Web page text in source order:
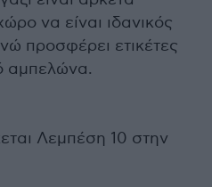
να είναι ιδανικός
προσφέρει ετικέτες
αμπελώνα.
Λεμπέση 10 στην